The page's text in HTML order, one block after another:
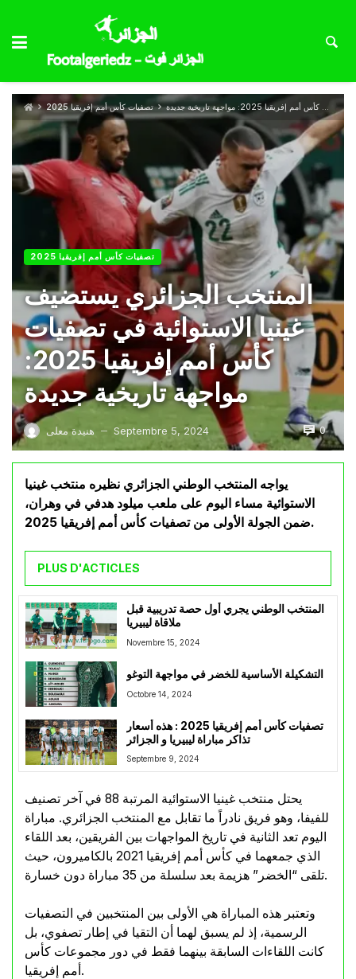
تصفيات كأس أمم إفريقيا 2025 المنتخب الجزائري يستضيف غينيا الاستوائية في تصفيات كأس أمم إفريقيا 2025: مواجهة تاريخية جديدة
تصفيات كأس أمم إفريقيا 2025
المنتخب الجزائري يستضيف
غينيا الاستوائية في تصفيات
كأس أمم إفريقيا 2025:
مواجهة تاريخية جديدة
هنيدة معلى — Septembre 5, 2024 0
يواجه المنتخب الوطني الجزائري نظيره منتخب غينيا
الاستوائية مساء اليوم على ملعب ميلود هدفي في وهران،
ضمن الجولة الأولى من تصفيات كأس أمم إفريقيا 2025.
PLUS D'ACTICLES
المنتخب الوطني يجري أول حصة تدريبية قبل
ملاقاة ليبيريا
Novembre 15, 2024
التشكيلة الأساسية للخضر في مواجهة التوغو
Octobre 14, 2024
تصفيات كأس أمم إفريقيا 2025 : هذه أسعار
تذاكر مباراة ليبيريا و الجزائر
Septembre 9, 2024
يحتل منتخب غينيا الاستوائية المرتبة 88 في آخر تصنيف
للفيفا، وهو فريق نادراً ما تقابل مع المنتخب الجزائري. مباراة
اليوم تعد الثانية في تاريخ المواجهات بين الفريقين، بعد اللقاء
الذي جمعهما في كأس أمم إفريقيا 2021 بالكاميرون، حيث
تلقى “الخضر” هزيمة بعد سلسلة من 35 مباراة دون خسارة.
وتعتبر هذه المباراة هي الأولى بين المنتخبين في التصفيات
الرسمية، إذ لم يسبق لهما أن التقيا في إطار تصفوي، بل
كانت اللقاءات السابقة بينهما فقط في دور مجموعات كأس
أمم إفريقيا.